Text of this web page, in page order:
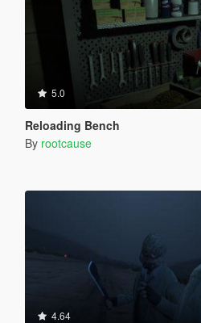
5.0
Reloading Bench
By rootcause
4.64